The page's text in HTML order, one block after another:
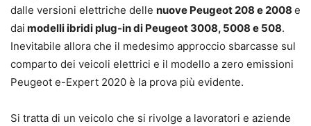
dalle versioni elettriche delle nuove Peugeot 208 e 2008 e
dai modelli ibridi plug-in di Peugeot 3008, 5008 e 508.
Inevitabile allora che il medesimo approccio sbarcasse sul
comparto dei veicoli elettrici e il modello a zero emissioni
Peugeot e-Expert 2020 è la prova più evidente.
Si tratta di un veicolo che si rivolge a lavoratori e aziende